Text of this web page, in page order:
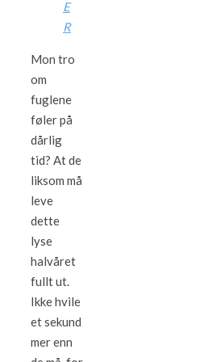
E
R
Mon tro
om
fuglene
føler på
dårlig
tid? At de
liksom må
leve
dette
lyse
halvåret
fullt ut.
Ikke hvile
et sekund
mer enn